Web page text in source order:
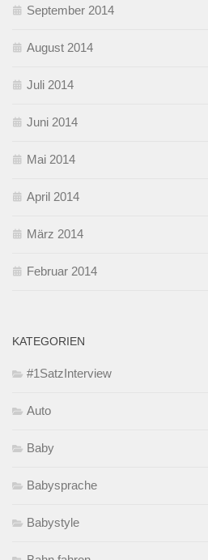
September 2014
August 2014
Juli 2014
Juni 2014
Mai 2014
April 2014
März 2014
Februar 2014
KATEGORIEN
#1SatzInterview
Auto
Baby
Babysprache
Babystyle